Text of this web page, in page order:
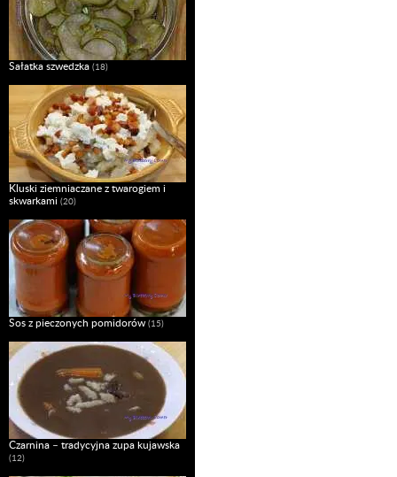
Sałatka szwedzka (18)
Kluski ziemniaczane z twarogiem i
skwarkami (20)
Sos z pieczonych pomidorów (15)
Czarnina – tradycyjna zupa kujawska
(12)